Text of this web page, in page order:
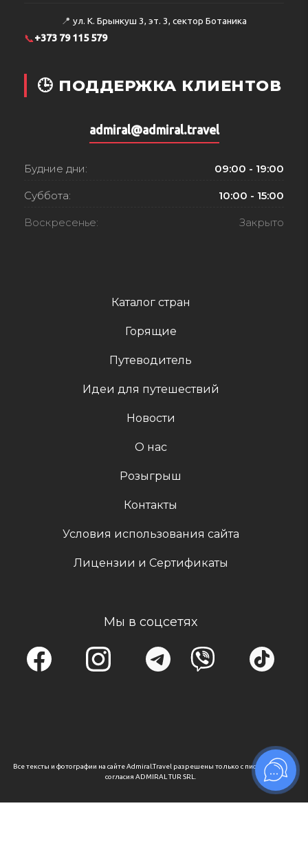
Каталог стран
Горящие
Путеводитель
Идеи для путешествий
Новости
О нас
Розыгрыш
Контакты
Условия использования сайта
Лицензии и Сертификаты
Мы в соцсетях
Все тексты и фотографии на сайте Admiral.Travel разрешены только с письменного
согласия ADMIRAL TUR SRL.
📍 ул. К. Брынкуш 3, эт. 3, сектор Ботаника
📞+373 79 115 579
🕒 ПОДДЕРЖКА КЛИЕНТОВ
admiral@admiral.travel
Будние дни: 09:00 - 19:00
Суббота: 10:00 - 15:00
Воскресенье: Закрыто